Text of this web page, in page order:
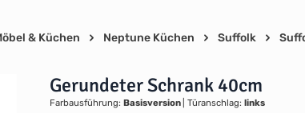
& Küchen Neptune Küchen Suffolk
Gerundeter Schrank 40cm
Farbausführung: Basisversion Türanschlag: links